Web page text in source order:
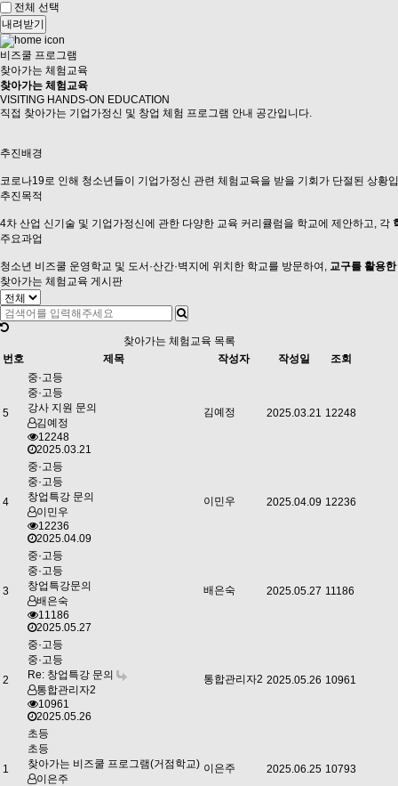
전체 선택
내려받기
비즈쿨 프로그램
찾아가는 체험교육
찾아가는 체험교육
VISITING HANDS-ON EDUCATION
직접 찾아가는 기업가정신 및 창업 체험 프로그램 안내 공간입니다.
추진배경
코로나19로 인해 청소년들이 기업가정신 관련 체험교육을 받을 기회가 단절된 상황
추진목적
4차 산업 신기술 및 기업가정신에 관한 다양한 교육 커리큘럼을 학교에 제안하고, 각
주요과업
청소년 비즈쿨 운영학교 및 도서·산간·벽지에 위치한 학교를 방문하여, 교구를 활용
찾아가는 체험교육 게시판
찾아가는 체험교육 목록
번호
제목 작성자 작성일 조회
5
중·고등
중·고등
강사 지원 문의
김예정
12248
2025.03.21
김예정 2025.03.21 12248
4
중·고등
중·고등
창업특강 문의
이민우
12236
2025.04.09
이민우 2025.04.09 12236
3
중·고등
중·고등
창업특강문의
배은숙
11186
2025.05.27
배은숙 2025.05.27 11186
2
중·고등
중·고등
Re: 창업특강 문의
통합관리자2
10961
2025.05.26
통합관리자2 2025.05.26 10961
1
초등
초등
찾아가는 비즈쿨 프로그램(거점학교)
이은주
이은주 2025.06.25 10793